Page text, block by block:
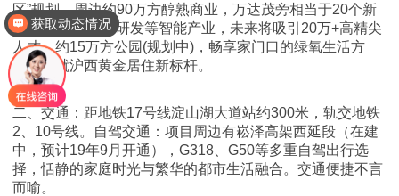
区”规划，周边约90万方醇熟商业，万达茂旁相当于20个新
天地体量。 华为研发等智能产业，未来将吸引20万+高精尖
人才。约15万方公园(规划中)，畅享家门口的绿氧生活方
式。筑就沪西黄金居住新标杆。
二、交通：距地铁17号线淀山湖大道站约300米，轨交地铁
2、10号线。自驾交通：项目周边有崧泽高架西延段（在建
中，预计19年9月开通），G318、G50等多重自驾出行选
择，恬静的家庭时光与繁华的都市生活融合。交通便捷不言
而喻。
获取动态情况